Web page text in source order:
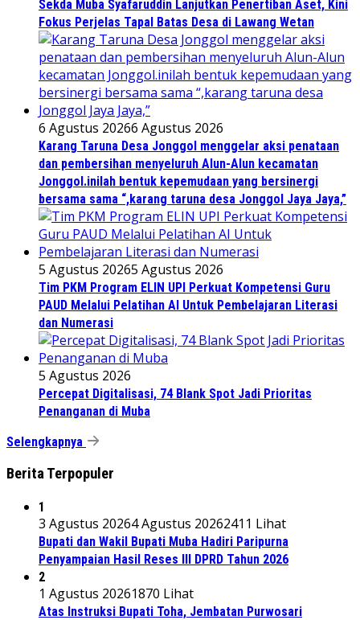
Sekda Muba Syafaruddin Lanjutkan Penertiban Aset, Kini
Fokus Perjelas Tapal Batas Desa di Lawang Wetan
6 Agustus 20266 Agustus 2026
Karang Taruna Desa Jonggol menggelar aksi penataan
dan pembersihan menyeluruh Alun-Alun kecamatan
Jonggol.inilah bentuk kepemudaan yang bersinergi
bersama sama “,karang taruna desa Jonggol Jaya Jaya,”
5 Agustus 20265 Agustus 2026
Tim PKM Program ELIN UPI Perkuat Kompetensi Guru
PAUD Melalui Pelatihan AI Untuk Pembelajaran Literasi
dan Numerasi
5 Agustus 2026
Percepat Digitalisasi, 74 Blank Spot Jadi Prioritas
Penanganan di Muba
Selengkapnya
Berita Terpopuler
1
3 Agustus 20264 Agustus 20262411 Lihat
Bupati dan Wakil Bupati Muba Hadiri Paripurna
Penyampaian Hasil Reses III DPRD Tahun 2026
2
1 Agustus 20261870 Lihat
Atas Instruksi Bupati Toha, Jembatan Purwosari